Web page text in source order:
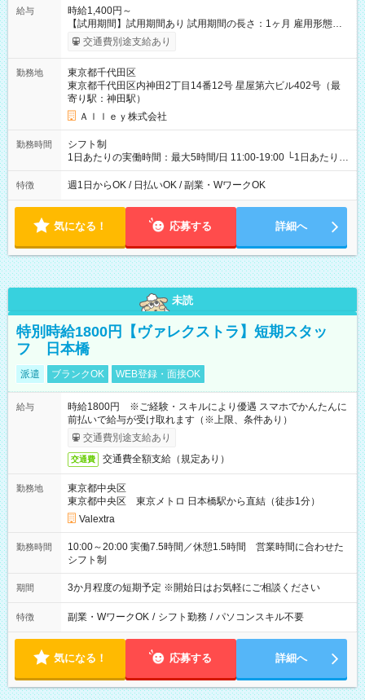
給与
時給1,400円～
【試用期間】試用期間あり 試用期間の長さ：1ヶ月 雇用形態、
給与は本採用時と同じです。
交通費別途支給あり
勤務地
東京都千代田区
東京都千代田区内神田2丁目14番12号 星屋第六ビル402号（最
寄り駅：神田駅）
Ａｌｌｅｙ株式会社
勤務時間
シフト制
1日あたりの実働時間：最大5時間/日 11:00-19:00 └1日あたりの
実働時間：1-5時間 └上記の時間帯内であれば、いつでも勤務可
能！ └平日・土曜日の中で、お好きな曜日でご勤務いただけま
18:00 などのように、自由な働き方が可能なお仕事です！
特徴 週1日からOK / 日払いOK / 副業・WワークOK
気になる！ 応募する 詳細へ
未読
特別時給1800円【ヴァレクストラ】短期スタッ
フ 日本橋
派遣 ブランクOK WEB登録・面接OK
給与
時給1800円 ※ご経験・スキルにより優遇 スマホでかんたんに
前払いで給与が受け取れます（※上限、条件あり）
交通費別途支給あり
交通費 交通費全額支給（規定あり）
勤務地
東京都中央区
東京都中央区 東京メトロ 日本橋駅から直結（徒歩1分）
Valextra
勤務時間
10:00～20:00 実働7.5時間／休憩1.5時間 営業時間に合わせた
シフト制
期間 3か月程度の短期予定 ※開始日はお気軽にご相談ください
特徴 副業・WワークOK / シフト勤務 / パソコンスキル不要
気になる！ 応募する 詳細へ